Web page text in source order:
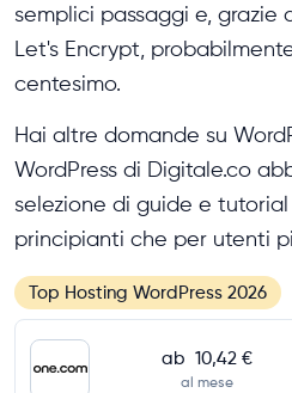
semplici passaggi e, grazie
Let's Encrypt,
centesimo.
Hai altre domande su
WordPress di Digitale.co
selezione di guide e
principianti che per utenti
Top Hosting WordPress 2026
ab 10,42 €
al mese